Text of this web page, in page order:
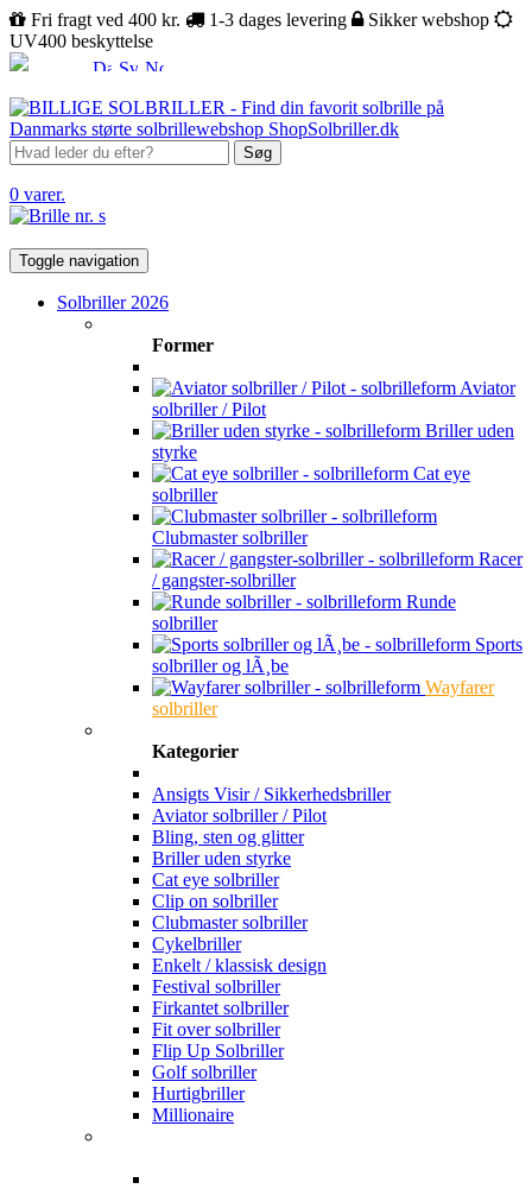
Fri fragt ved 400 kr. 1-3 dages levering
Sikker webshop
UV400 beskyttelse
Søg
0 varer.
Toggle navigation
Solbriller 2026
Former
Aviator
solbriller / Pilot
Briller uden
styrke
Cat eye
solbriller
Clubmaster solbriller
Racer
/ gangster-solbriller
Runde
solbriller
Sports
solbriller og lÃ¸be
Wayfarer
solbriller
Kategorier
Ansigts Visir / Sikkerhedsbriller
Aviator solbriller / Pilot
Bling, sten og glitter
Briller uden styrke
Cat eye solbriller
Clip on solbriller
Clubmaster solbriller
Cykelbriller
Enkelt / klassisk design
Festival solbriller
Firkantet solbriller
Fit over solbriller
Flip Up Solbriller
Golf solbriller
Hurtigbriller
Millionaire